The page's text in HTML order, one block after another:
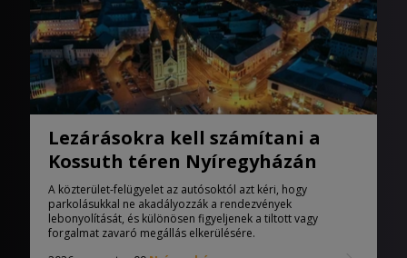
Lezárásokra kell számítani a
Kossuth téren Nyíregyházán
A közterület-felügyelet az autósoktól azt kéri, hogy
parkolásukkal ne akadályozzák a rendezvények
lebonyolítását, és különösen figyeljenek a tiltott vagy
forgalmat zavaró megállás elkerülésére.